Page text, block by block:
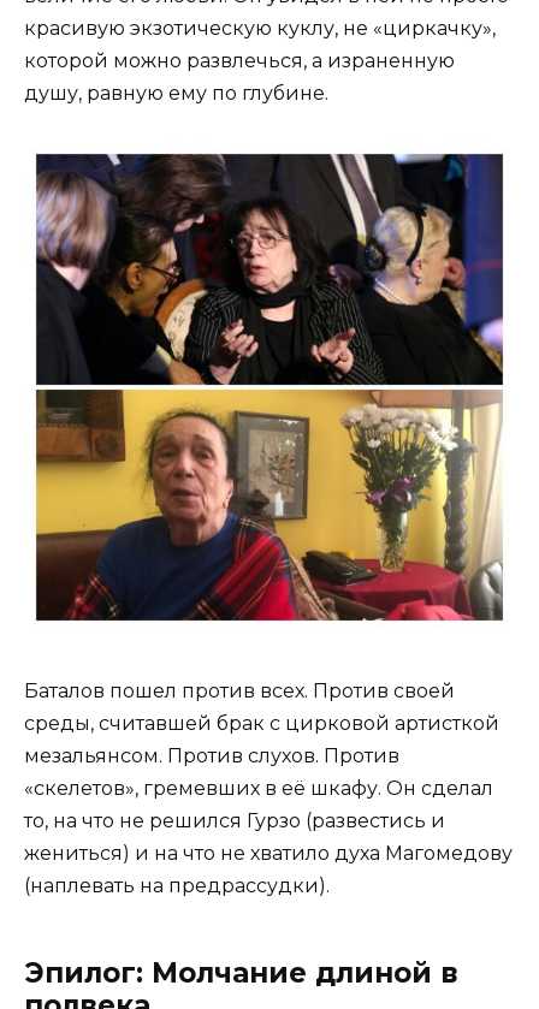
красивую экзотическую куклу, не «циркачку»,
которой можно развлечься, а израненную
душу, равную ему по глубине.
Баталов пошел против всех. Против своей
среды, считавшей брак с цирковой артисткой
мезальянсом. Против слухов. Против
«скелетов», гремевших в её шкафу. Он сделал
то, на что не решился Гурзо (развестись и
жениться) и на что не хватило духа Магомедову
(наплевать на предрассудки).
Эпилог: Молчание длиной в